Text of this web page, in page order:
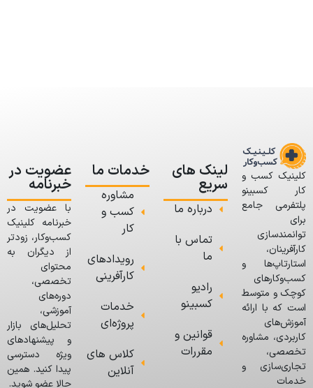
کلینیک کسب و
کار کسبینو
پلتفرمی جامع
برای
توانمندسازی
کارآفرینان،
استارتاپ‌ها و
کسب‌وکارهای
کوچک و متوسط
است که با ارائه
آموزش‌های
کاربردی، مشاوره
تخصصی،
تجاری‌سازی و
خدمات
لینک های
سریع
درباره ما
تماس با
ما
رادیو
کسبینو
قوانین و
مقررات
خدمات ما
مشاوره
کسب و
کار
رویدادهای
کارآفرینی
خدمات
پروژه‌ای
کلاس های
آنلاین
عضویت در
خبرنامه
با عضویت در
خبرنامه کلینیک
کسب‌وکار، زودتر
از دیگران به
محتوای
تخصصی،
دوره‌های
آموزشی،
تحلیل‌های بازار
و پیشنهادهای
ویژه دسترسی
پیدا کنید. همین
حالا عضو شوید.